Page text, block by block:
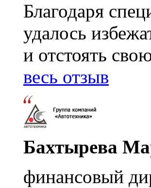
Благодаря
удалось
и отстоять
весь отзыв
Бахтырева
финансовый